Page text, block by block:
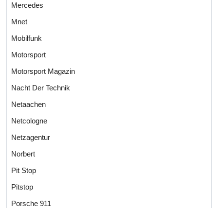
Mercedes
Mnet
Mobilfunk
Motorsport
Motorsport Magazin
Nacht Der Technik
Netaachen
Netcologne
Netzagentur
Norbert
Pit Stop
Pitstop
Porsche 911